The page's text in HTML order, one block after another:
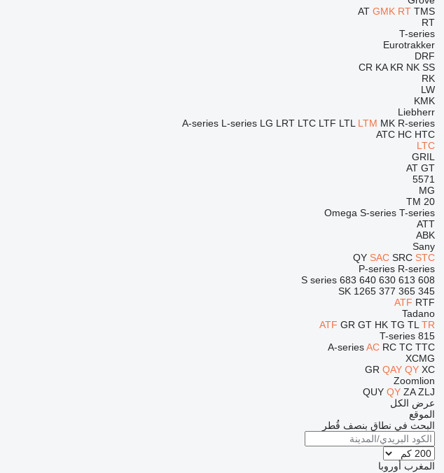
AT GMK RT TMS
RT
T-series
Eurotrakker
DRF
CR KA KR NK SS
RK
LW
KMK
Liebherr
A-series L-series LG LRT LTC LTF LTL LTM MK R-series
ATC HC HTC
LTC
GRIL
AT GT
5571
MG
20
TM
Omega S-series T-series
ATT
ABK
Sany
QY SAC SRC STC
P-series R-series
608
613
630
640
683
S series
345
365
377
1265
SK
ATF RTF
Tadano
ATF GR GT HK TG TL TR
815
T-series
A-series AC RC TC TTC
XCMG
GR QAY QY XC
Zoomlion
QUY QY ZA ZLJ
عرض الكل
الموقع
البحث في نطاق بنصف قُطر
المغرب أوروبا